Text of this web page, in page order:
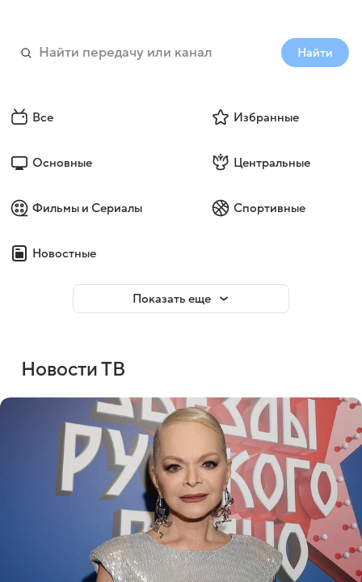
Найти
Все Избранные
Основные Центральные
Фильмы и Сериалы Спортивные
Новостные
Показать еще
Новости ТВ